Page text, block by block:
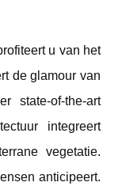
u van het
de glamour van
state-of-the-art
integreert
vegetatie.
anticipeert.